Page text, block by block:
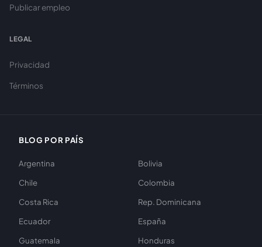
Publicar empleo
LEGAL
Privacidad
Términos
BLOG POR PAÍS
Argentina
Bolivia
Chile
Colombia
Costa Rica
Rep. Dominicana
Ecuador
España
Guatemala
Honduras